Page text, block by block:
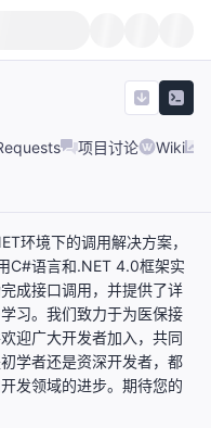
项目讨论 Wiki
环境下的调用解决方案，
C#语言和.NET 4.0框架实
成接口调用，并提供了详
习。我们致力于为医保接
迎广大开发者加入，共同
学者还是资深开发者，都
发领域的进步。期待您的